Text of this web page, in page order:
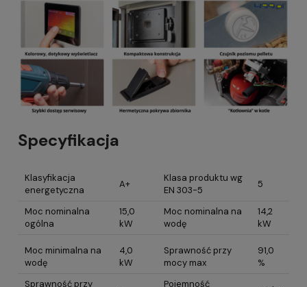
Specyfikacja
Klasyfikacja
energetyczna
A+
Klasa produktu wg
EN 303-5
5
Moc nominalna
ogólna
15,0
kW
Moc nominalna na
wodę
14,2
kW
Moc minimalna na
wodę
4,0
kW
Sprawność przy
mocy max
91,0
%
Sprawność przy
Pojemność